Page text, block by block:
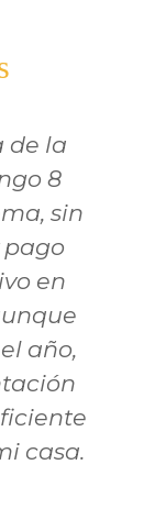
de la
8
sin
en
año,
casa.